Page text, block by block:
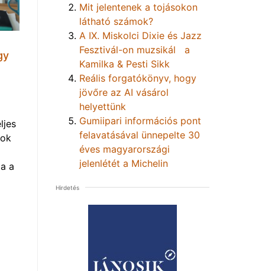
a
Mit jelentenek a tojásokon
látható számok?
A IX. Miskolci Dixie és Jazz
Fesztivál-on muzsikál a
Kamilka & Pesti Sikk
Reális forgatókönyv, hogy
jövőre az AI vásárol
helyettünk
Gumiipari információs pont
felavatásával ünnepelte 30
éves magyarországi
jelenlétét a Michelin
Hirdetés